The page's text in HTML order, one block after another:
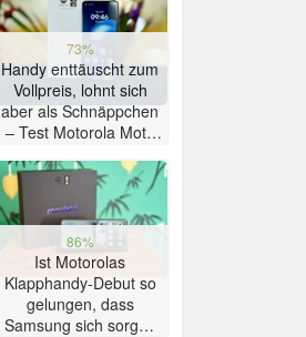
73%
Handy enttäuscht zum
Vollpreis, lohnt sich
aber als Schnäppchen
– Test Motorola Moto
86%
Ist Motorolas
Klapphandy-Debut so
gelungen, dass
Samsung sich sorgen